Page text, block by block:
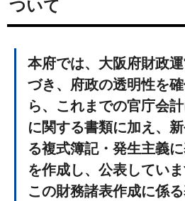
ついて
本府では、大阪府財政
づき、府政の透明性を
ら、これまでの官庁会
に関する書類に加え、
る複式簿記・発生主義
を作成し、公表していま
この財務諸表作成に係